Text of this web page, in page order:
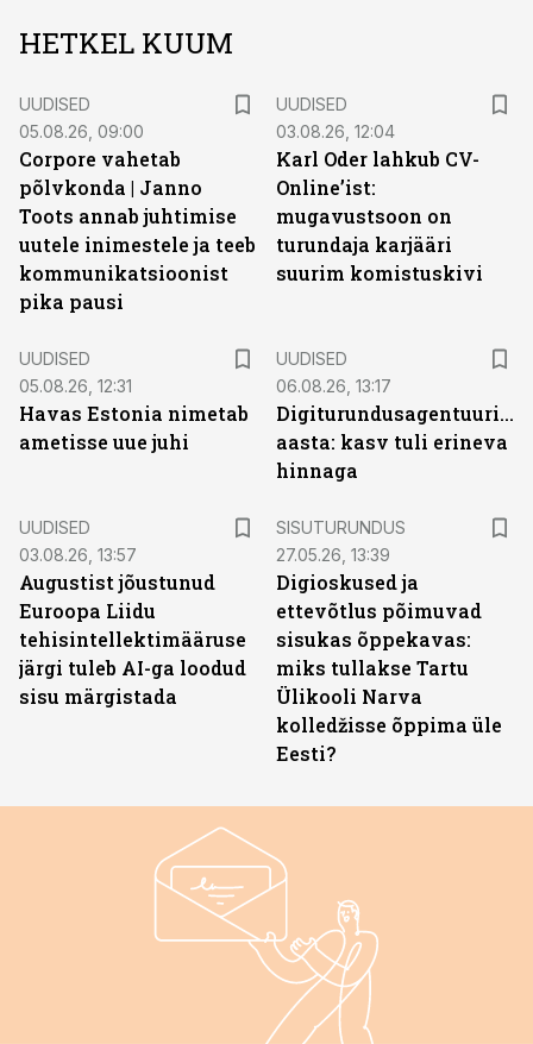
HETKEL KUUM
UUDISED
05.08.26, 09:00
Corpore vahetab
põlvkonda | Janno
Toots annab juhtimise
uutele inimestele ja teeb
kommunikatsioonist
pika pausi
UUDISED
03.08.26, 12:04
Karl Oder lahkub CV-
Online’ist:
mugavustsoon on
turundaja karjääri
suurim komistuskivi
UUDISED
05.08.26, 12:31
Havas Estonia nimetab
ametisse uue juhi
UUDISED
06.08.26, 13:17
Digiturundusagentuuride
aasta: kasv tuli erineva
hinnaga
UUDISED
03.08.26, 13:57
Augustist jõustunud
Euroopa Liidu
tehisintellektimääruse
järgi tuleb AI-ga loodud
sisu märgistada
SISUTURUNDUS
27.05.26, 13:39
Digioskused ja
ettevõtlus põimuvad
sisukas õppekavas:
miks tullakse Tartu
Ülikooli Narva
kolledžisse õppima üle
Eesti?